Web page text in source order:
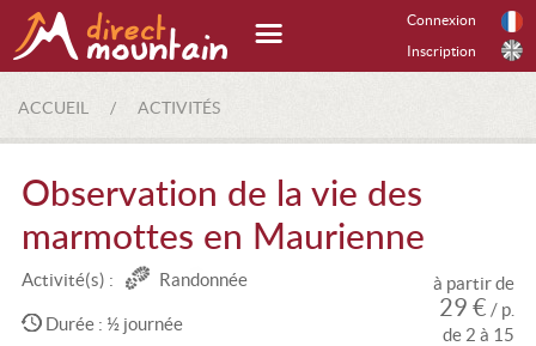
Connexion
Inscription
ACCUEIL / ACTIVITÉS
Observation de la vie des
marmottes en Maurienne
Activité(s) : Randonnée
Durée : ½ journée
à partir de
29 € / p.
de 2 à 15